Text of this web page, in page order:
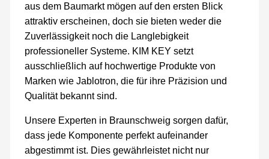
aus dem Baumarkt mögen auf den ersten Blick
attraktiv erscheinen, doch sie bieten weder die
Zuverlässigkeit noch die Langlebigkeit
professioneller Systeme. KIM KEY setzt
ausschließlich auf hochwertige Produkte von
Marken wie Jablotron, die für ihre Präzision und
Qualität bekannt sind.
Unsere Experten in Braunschweig sorgen dafür,
dass jede Komponente perfekt aufeinander
abgestimmt ist. Dies gewährleistet nicht nur